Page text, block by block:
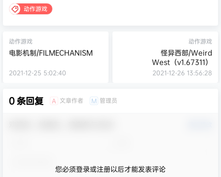
动作游戏
动作游戏
电影机制/FILMECHANISM
2021-12-25 5:02:40
动作游戏
怪异西部/Weird
West（v1.67311）
2021-12-26 13:56:28
0 条回复 A 文章作者 M 管理员
您必须登录或注册以后才能发表评论